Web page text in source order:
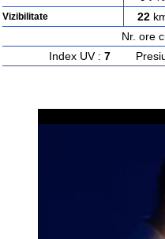
Vizibilitate 22
Nr. ore
Index UV : 7